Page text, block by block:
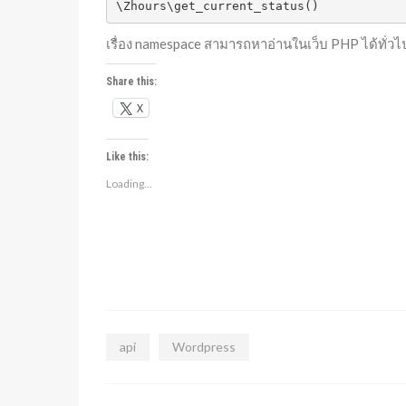
\Zhours\get_current_status()
เรื่อง namespace สามารถหาอ่านในเว็บ PHP ได้ทั่
Share this:
X
Like this:
Loading...
api Wordpress